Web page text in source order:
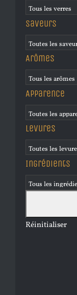
Saveurs
Arômes
Apparence
Levures
Ingrédients
Réinitialiser